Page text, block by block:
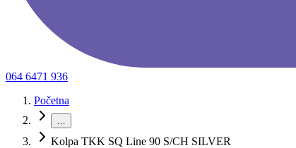
064 6471 936
Početna
…
Kolpa TKK SQ Line 90 S/CH SILVER